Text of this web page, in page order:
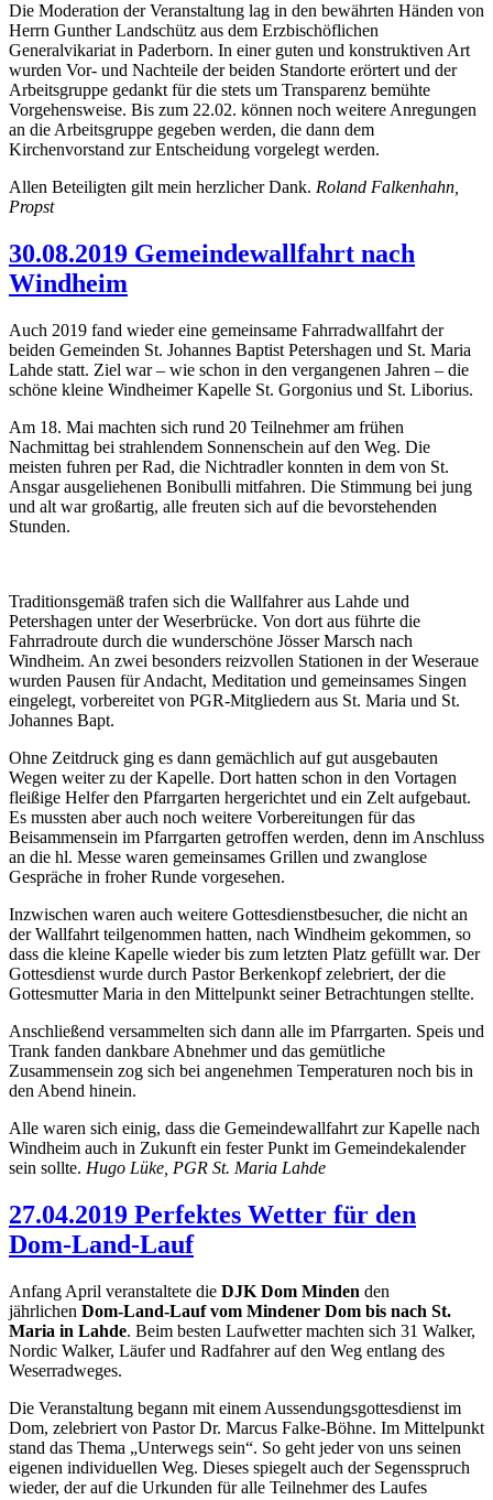
Die Moderation der Veranstaltung lag in den bewährten Händen von
Herrn Gunther Landschütz aus dem Erzbischöflichen
Generalvikariat in Paderborn. In einer guten und konstruktiven Art
wurden Vor- und Nachteile der beiden Standorte erörtert und der
Arbeitsgruppe gedankt für die stets um Transparenz bemühte
Vorgehensweise. Bis zum 22.02. können noch weitere Anregungen
an die Arbeitsgruppe gegeben werden, die dann dem
Kirchenvorstand zur Entscheidung vorgelegt werden.
Allen Beteiligten gilt mein herzlicher Dank. Roland Falkenhahn,
Propst
30.08.2019 Gemeindewallfahrt nach
Windheim
Auch 2019 fand wieder eine gemeinsame Fahrradwallfahrt der
beiden Gemeinden St. Johannes Baptist Petershagen und St. Maria
Lahde statt. Ziel war – wie schon in den vergangenen Jahren – die
schöne kleine Windheimer Kapelle St. Gorgonius und St. Liborius.
Am 18. Mai machten sich rund 20 Teilnehmer am frühen
Nachmittag bei strahlendem Sonnenschein auf den Weg. Die
meisten fuhren per Rad, die Nichtradler konnten in dem von St.
Ansgar ausgeliehenen Bonibulli mitfahren. Die Stimmung bei jung
und alt war großartig, alle freuten sich auf die bevorstehenden
Stunden.
Traditionsgemäß trafen sich die Wallfahrer aus Lahde und
Petershagen unter der Weserbrücke. Von dort aus führte die
Fahrradroute durch die wunderschöne Jösser Marsch nach
Windheim. An zwei besonders reizvollen Stationen in der Weseraue
wurden Pausen für Andacht, Meditation und gemeinsames Singen
eingelegt, vorbereitet von PGR-Mitgliedern aus St. Maria und St.
Johannes Bapt.
Ohne Zeitdruck ging es dann gemächlich auf gut ausgebauten
Wegen weiter zu der Kapelle. Dort hatten schon in den Vortagen
fleißige Helfer den Pfarrgarten hergerichtet und ein Zelt aufgebaut.
Es mussten aber auch noch weitere Vorbereitungen für das
Beisammensein im Pfarrgarten getroffen werden, denn im Anschluss
an die hl. Messe waren gemeinsames Grillen und zwanglose
Gespräche in froher Runde vorgesehen.
Inzwischen waren auch weitere Gottesdienstbesucher, die nicht an
der Wallfahrt teilgenommen hatten, nach Windheim gekommen, so
dass die kleine Kapelle wieder bis zum letzten Platz gefüllt war. Der
Gottesdienst wurde durch Pastor Berkenkopf zelebriert, der die
Gottesmutter Maria in den Mittelpunkt seiner Betrachtungen stellte.
Anschließend versammelten sich dann alle im Pfarrgarten. Speis und
Trank fanden dankbare Abnehmer und das gemütliche
Zusammensein zog sich bei angenehmen Temperaturen noch bis in
den Abend hinein.
Alle waren sich einig, dass die Gemeindewallfahrt zur Kapelle nach
Windheim auch in Zukunft ein fester Punkt im Gemeindekalender
sein sollte. Hugo Lüke, PGR St. Maria Lahde
27.04.2019 Perfektes Wetter für den
Dom-Land-Lauf
Anfang April veranstaltete die DJK Dom Minden den
jährlichen Dom-Land-Lauf vom Mindener Dom bis nach St.
Maria in Lahde. Beim besten Laufwetter machten sich 31 Walker,
Nordic Walker, Läufer und Radfahrer auf den Weg entlang des
Weserradweges.
Die Veranstaltung begann mit einem Aussendungsgottesdienst im
Dom, zelebriert von Pastor Dr. Marcus Falke-Böhne. Im Mittelpunkt
stand das Thema „Unterwegs sein“. So geht jeder von uns seinen
eigenen individuellen Weg. Dieses spiegelt auch der Segensspruch
wieder, der auf die Urkunden für alle Teilnehmer des Laufes